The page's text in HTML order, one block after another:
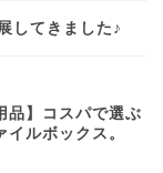
してきました♪
品】コスパで選ぶ
ルボックス。